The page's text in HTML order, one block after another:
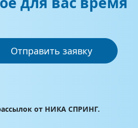
Отправить заявку
от НИКА СПРИНГ.